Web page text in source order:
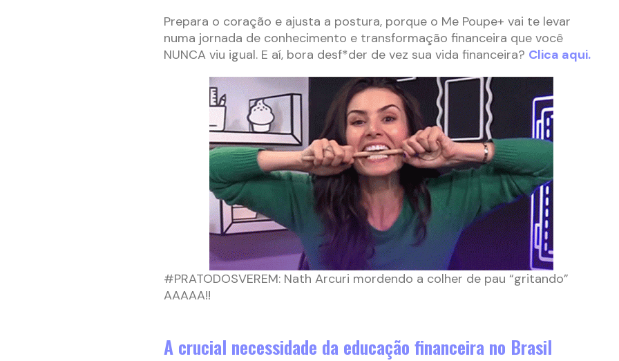
Prepara o coração e ajusta a postura, porque o Me Poupe+ vai te levar
numa jornada de conhecimento e transformação financeira que você
NUNCA viu igual. E aí, bora desf*der de vez sua vida financeira? Clica aqui.
#PRATODOSVEREM: Nath Arcuri mordendo a colher de pau “gritando”
AAAAA!!
A crucial necessidade da educação financeira no Brasil